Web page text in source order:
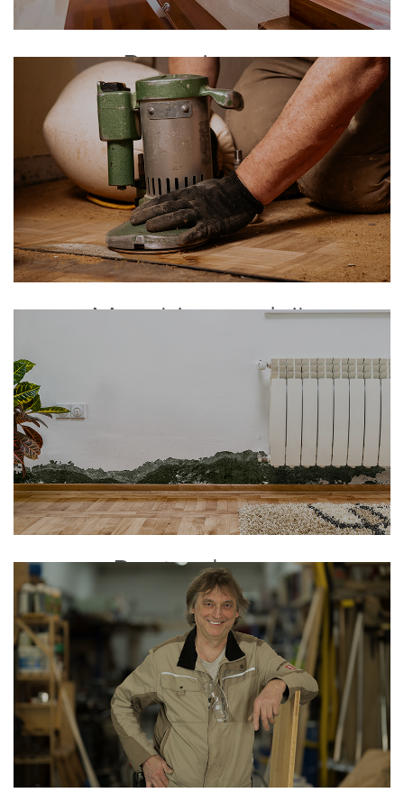
Renovierung
Maschinenverleih
Bautrocknung